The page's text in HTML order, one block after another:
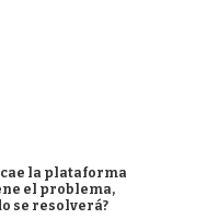
cae la plataforma
el problema,
se resolverá?